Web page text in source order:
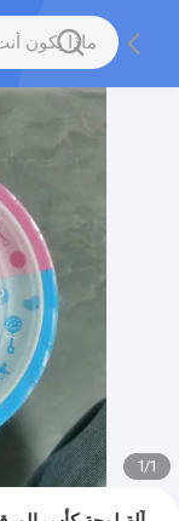
1
/
1